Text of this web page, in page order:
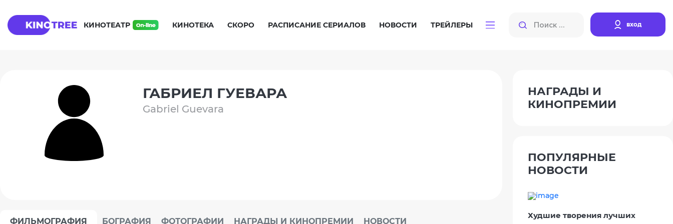
КИНОТЕАТР КИНОТЕКА СКОРО РАСПИСАНИЕ СЕРИАЛОВ НОВОСТИ ТРЕЙЛЕРЫ вход
ГАБРИЕЛ ГУЕВАРА
Gabriel Guevara
ФИЛЬМОГРАФИЯ БОГРАФИЯ ФОТОГРАФИИ НАГРАДЫ И КИНОПРЕМИИ НОВОСТИ
НАГРАДЫ И
КИНОПРЕМИИ
ПОПУЛЯРНЫЕ
НОВОСТИ
Худшие творения лучших